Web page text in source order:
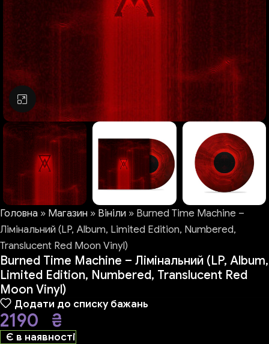
Натисніть, щоб збільшити
Головна » Магазин » Вініли » Burned Time Machine –
Лімінальний (LP, Album, Limited Edition, Numbered,
Translucent Red Moon Vinyl)
Burned Time Machine – Лімінальний (LP, Album,
Limited Edition, Numbered, Translucent Red
Moon Vinyl)
Додати до списку бажань
2190 ₴
Є в наявності